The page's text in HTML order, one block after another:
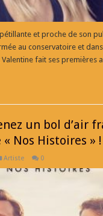
et proche de son
au conservatoire et
fait ses premières
un bol d’air
Nos Histoires » !
Artiste 0